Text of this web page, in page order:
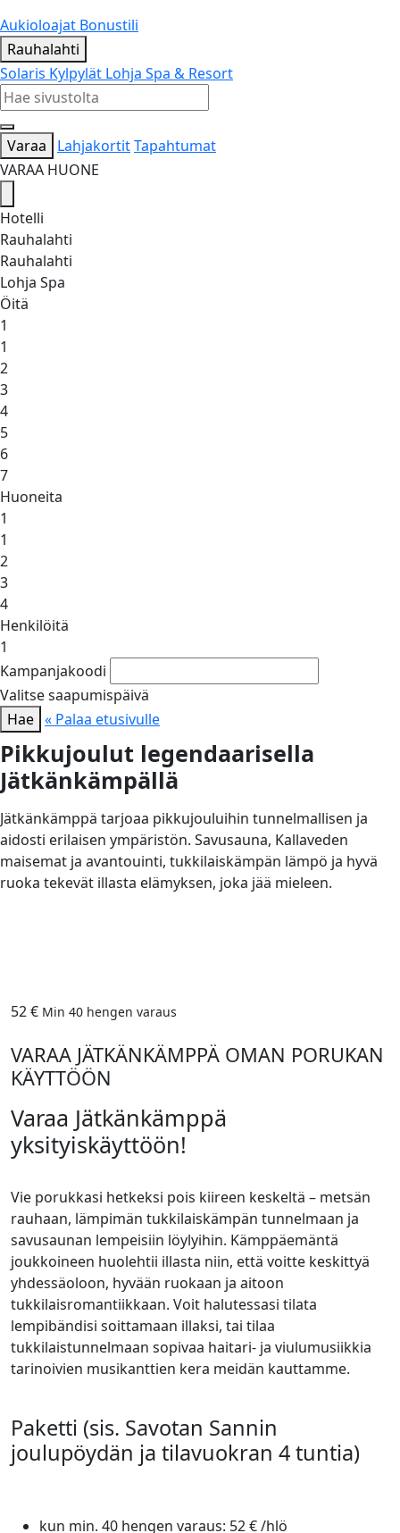
Aukioloajat Bonustili
Rauhalahti
Solaris Kylpylät Lohja Spa & Resort
Varaa LahjakortitTapahtumat
VARAA HUONE
Hotelli
Rauhalahti
Rauhalahti
Lohja Spa
Öitä
1
1
2
3
4
5
6
7
Huoneita
1
1
2
3
4
Henkilöitä
1
Kampanjakoodi
Valitse saapumispäivä
Hae « Palaa etusivulle
Pikkujoulut legendaarisella
Jätkänkämpällä
Jätkänkämppä tarjoaa pikkujouluihin tunnelmallisen ja
aidosti erilaisen ympäristön. Savusauna, Kallaveden
maisemat ja avantouinti, tukkilaiskämpän lämpö ja hyvä
ruoka tekevät illasta elämyksen, joka jää mieleen.
52 € Min 40 hengen varaus
VARAA JÄTKÄNKÄMPPÄ OMAN PORUKAN
KÄYTTÖÖN
Varaa Jätkänkämppä
yksityiskäyttöön!
Vie porukkasi hetkeksi pois kiireen keskeltä – metsän
rauhaan, lämpimän tukkilaiskämpän tunnelmaan ja
savusaunan lempeisiin löylyihin. Kämppäemäntä
joukkoineen huolehtii illasta niin, että voitte keskittyä
yhdessäoloon, hyvään ruokaan ja aitoon
tukkilaisromantiikkaan. Voit halutessasi tilata
lempibändisi soittamaan illaksi, tai tilaa
tukkilaistunnelmaan sopivaa haitari- ja viulumusiikkia
tarinoivien musikanttien kera meidän kauttamme.
Paketti (sis. Savotan Sannin
joulupöydän ja tilavuokran 4 tuntia)
kun min. 40 hengen varaus: 52 € /hlö